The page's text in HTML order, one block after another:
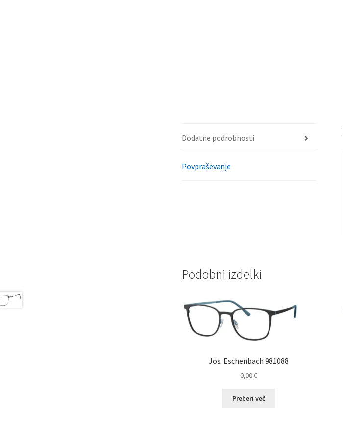
Dodatne podrobnosti
Povpraševanje
Podobni izdelki
Jos. Eschenbach 981088
0,00€
Preberi več